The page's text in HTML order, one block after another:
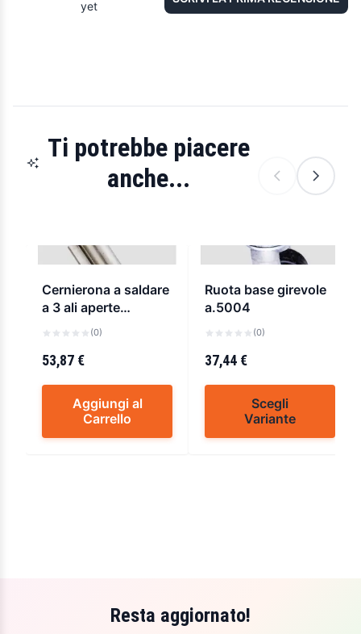
yet
Ti potrebbe piacere
anche...
Cernierona a saldare
a 3 ali aperte
comunello a.460
(0)
53,87 €
Aggiungi al
Carrello
Ruota base girevole
a.5004
(0)
37,44 €
Scegli
Variante
Resta aggiornato!